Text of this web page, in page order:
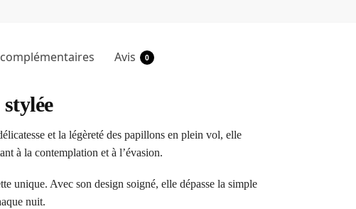
Avis 0
et la légèreté des papillons en plein vol, elle
à la contemplation et à l’évasion.
unique. Avec son design soigné, elle dépasse la simple
nuit.